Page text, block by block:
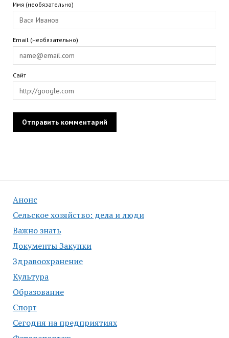
Анонс
Сельское хозяйство: дела и люди
Важно знать
Документы Закупки
Здравоохранение
Культура
Образование
Спорт
Сегодня на предприятиях
Имя (необязательно)
Email (необязательно)
Сайт